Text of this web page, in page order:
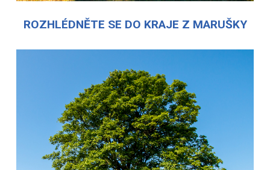
ROZHLÉDNĚTE SE DO KRAJE Z MARUŠKY